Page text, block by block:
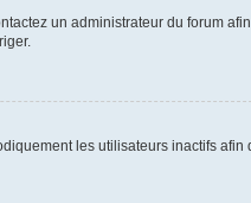
un administrateur du forum
les utilisateurs inactifs afin